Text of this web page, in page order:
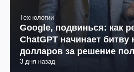
Технологии
Google, подвинься: как
ChatGPT начинает
долларов за решение
3 дня назад